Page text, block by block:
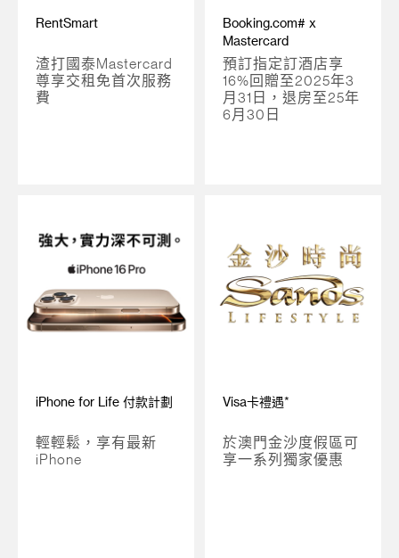
RentSmart
渣打國泰Mastercard
尊享交租免首次服務
費
Booking.com# x
Mastercard
預訂指定訂酒店享
16%回贈至2025年3
月31日，退房至25年
6月30日
iPhone for Life 付款計劃
輕輕鬆，享有最新
iPhone
Visa卡禮遇*
於澳門金沙度假區可
享一系列獨家優惠